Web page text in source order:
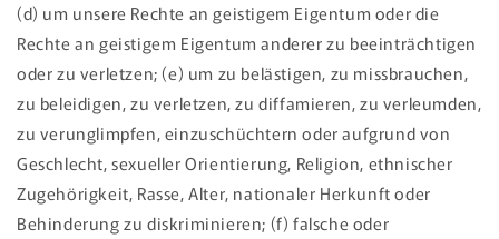
(d) um unsere Rechte an geistigem Eigentum oder die
Rechte an geistigem Eigentum anderer zu beeinträchtigen
oder zu verletzen; (e) um zu belästigen, zu missbrauchen,
zu beleidigen, zu verletzen, zu diffamieren, zu verleumden,
zu verunglimpfen, einzuschüchtern oder aufgrund von
Geschlecht, sexueller Orientierung, Religion, ethnischer
Zugehörigkeit, Rasse, Alter, nationaler Herkunft oder
Behinderung zu diskriminieren; (f) falsche oder